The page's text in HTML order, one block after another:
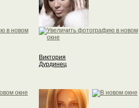
Виктория
Дурдинец